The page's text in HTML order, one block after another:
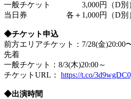
一般チケット 3,000円（D別
当日券 各＋1,000円（D別
◆チケット申込
前方エリアチケット：7/28(金)20:00
先着
一般チケット：8/3(木)20:00～
チケットURL： https://t.co/
◆出演時間